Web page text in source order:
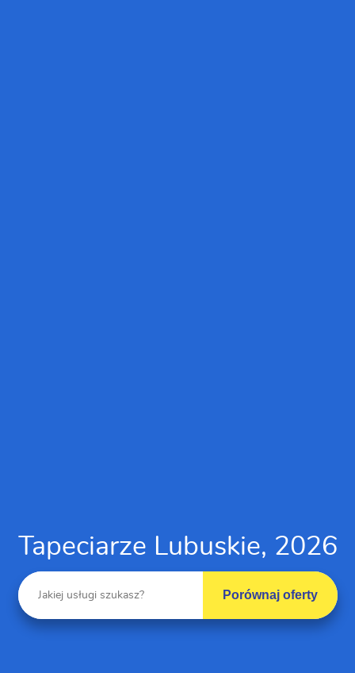
Tapeciarze Lubuskie, 2026
Porównaj oferty